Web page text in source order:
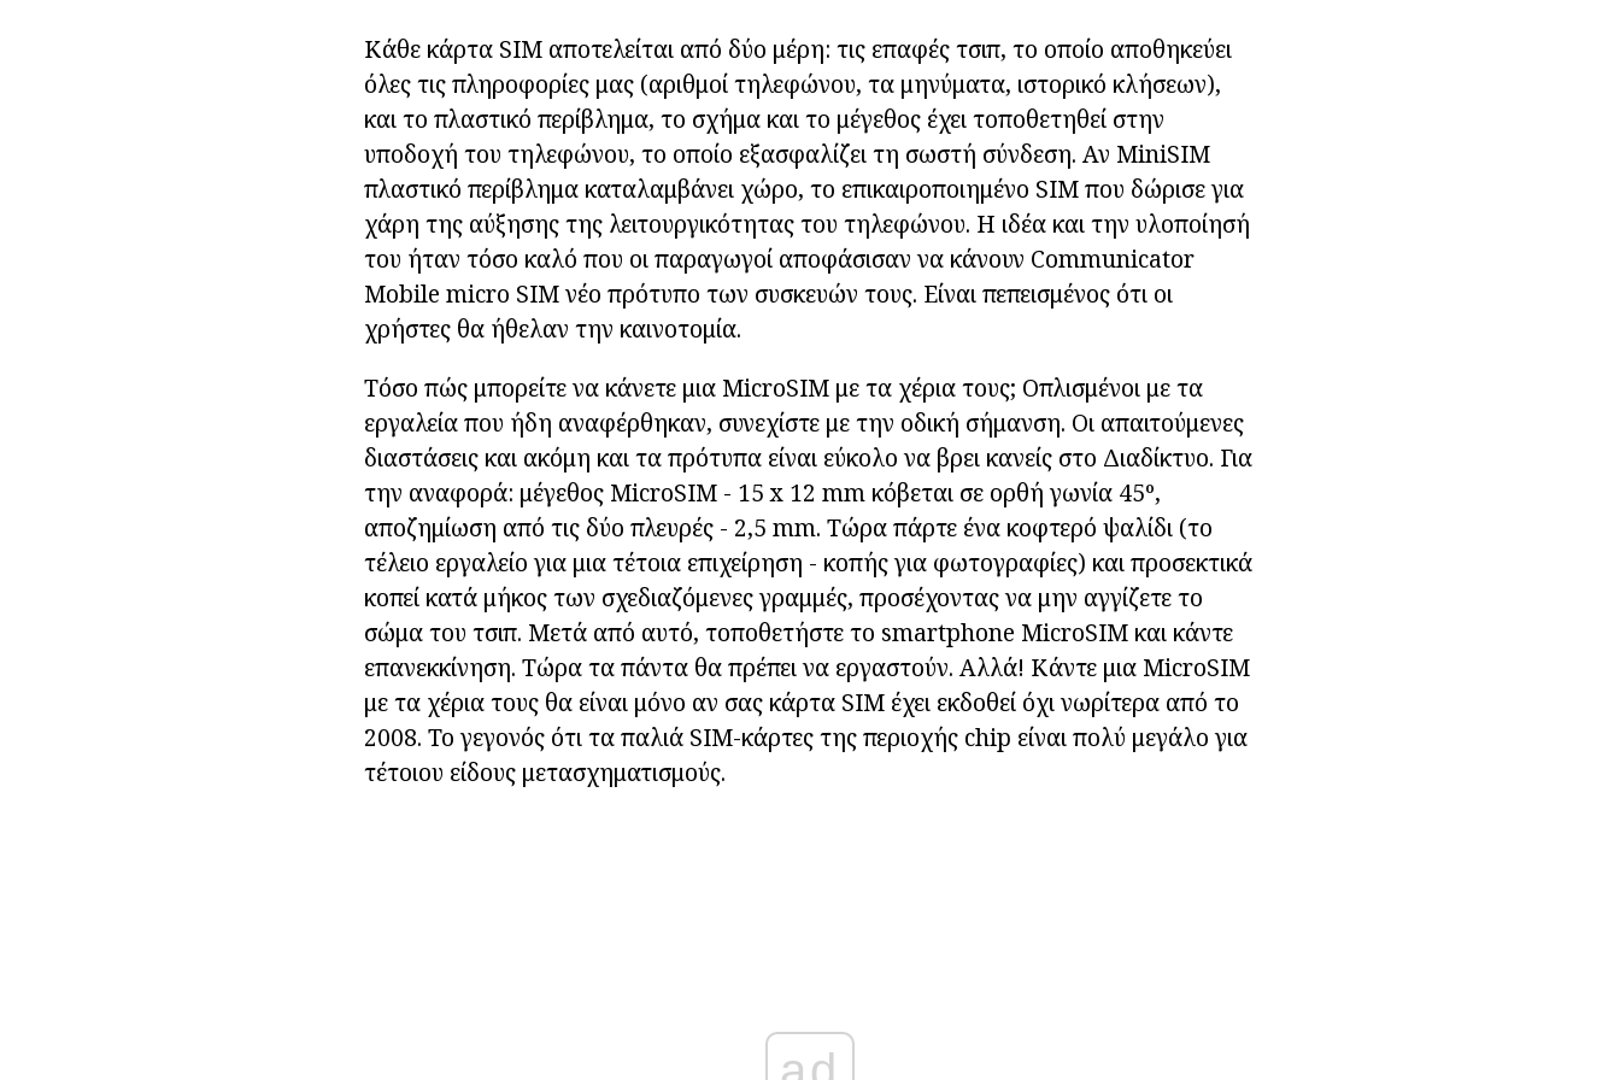
Κάθε κάρτα SIM αποτελείται από δύο μέρη: τις επαφές τσιπ, το οποίο αποθηκεύει
όλες τις πληροφορίες μας (αριθμοί τηλεφώνου, τα μηνύματα, ιστορικό κλήσεων),
και το πλαστικό περίβλημα, το σχήμα και το μέγεθος έχει τοποθετηθεί στην
υποδοχή του τηλεφώνου, το οποίο εξασφαλίζει τη σωστή σύνδεση. Αν MiniSIM
πλαστικό περίβλημα καταλαμβάνει χώρο, το επικαιροποιημένο SIM που δώρισε για
χάρη της αύξησης της λειτουργικότητας του τηλεφώνου. Η ιδέα και την υλοποίησή
του ήταν τόσο καλό που οι παραγωγοί αποφάσισαν να κάνουν Communicator
Mobile micro SIM νέο πρότυπο των συσκευών τους. Είναι πεπεισμένος ότι οι
χρήστες θα ήθελαν την καινοτομία.
Τόσο πώς μπορείτε να κάνετε μια MicroSIM με τα χέρια τους; Οπλισμένοι με τα
εργαλεία που ήδη αναφέρθηκαν, συνεχίστε με την οδική σήμανση. Οι απαιτούμενες
διαστάσεις και ακόμη και τα πρότυπα είναι εύκολο να βρει κανείς στο Διαδίκτυο. Για
την αναφορά: μέγεθος MicroSIM - 15 x 12 mm κόβεται σε ορθή γωνία 45º,
αποζημίωση από τις δύο πλευρές - 2,5 mm. Τώρα πάρτε ένα κοφτερό ψαλίδι (το
τέλειο εργαλείο για μια τέτοια επιχείρηση - κοπής για φωτογραφίες) και προσεκτικά
κοπεί κατά μήκος των σχεδιαζόμενες γραμμές, προσέχοντας να μην αγγίζετε το
σώμα του τσιπ. Μετά από αυτό, τοποθετήστε το smartphone MicroSIM και κάντε
επανεκκίνηση. Τώρα τα πάντα θα πρέπει να εργαστούν. Αλλά! Κάντε μια MicroSIM
με τα χέρια τους θα είναι μόνο αν σας κάρτα SIM έχει εκδοθεί όχι νωρίτερα από το
2008. Το γεγονός ότι τα παλιά SIM-κάρτες της περιοχής chip είναι πολύ μεγάλο για
τέτοιου είδους μετασχηματισμούς.